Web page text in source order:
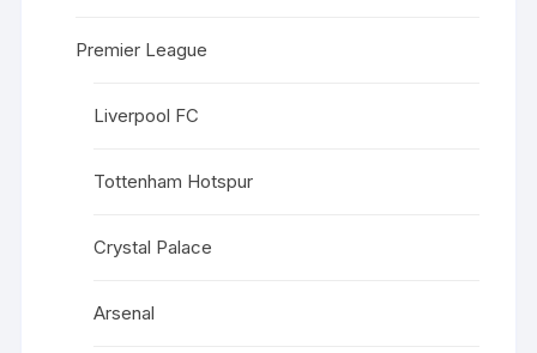
Premier League
Liverpool FC
Tottenham Hotspur
Crystal Palace
Arsenal